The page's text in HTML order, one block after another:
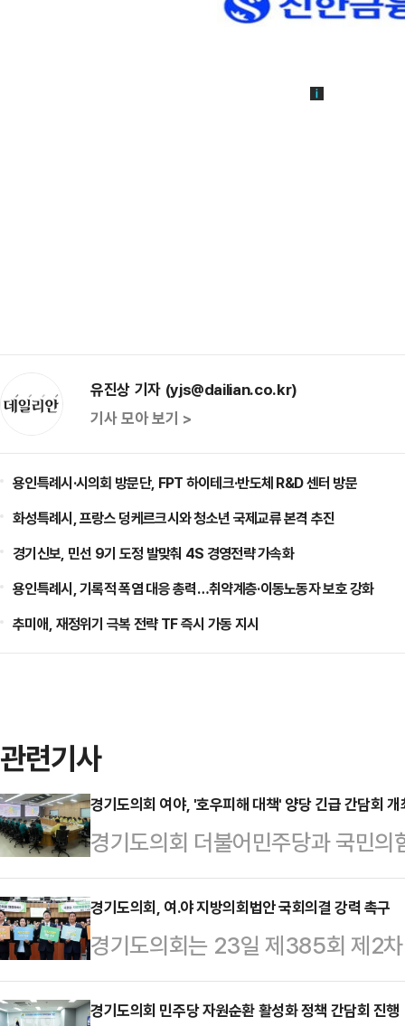
유진상 기자 (yjs@dailian.co.kr)
기사 모아 보기 >
용인특례시·시의회 방문단, FPT 하이테크·반도체 R&D 센터 방문
화성특례시, 프랑스 덩케르크시와 청소년 국제교류 본격 추진
경기신보, 민선 9기 도정 발맞춰 4S 경영전략 가속화
용인특례시, 기록적 폭염 대응 총력…취약계층·이동노동자 보호 강화
추미애, 재정위기 극복 전략 TF 즉시 가동 지시
관련기사
경기도의회 여야, '호우피해 대책' 양당 긴급 간담회 개
경기도의회 더불어민주당과 국민
의실에서 집중호우 피해 수습과 지
급 간담회를 개최했다.이번 간담회
7)을 비롯해 장한별 부총괄수석부
은정 경제노동위원장(고양10), 유
위 위원(안산8), 오석규 의원(의정
경기도의회, 여․야 지방의회법안 국회의결 강력 촉구
경기도의회는 23일 제385회 제2
의 위상과 독립성 강화를 위한 '지
다.특히 결의대회에서 김진경(민주
경기도의회 민주당 자원순환 활성화 정책 간담회 진행